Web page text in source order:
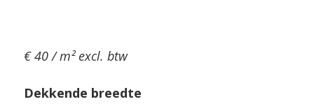
€ 40 / m² excl. btw
Dekkende breedte